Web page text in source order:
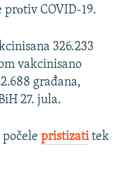
prоtiv COVID-19.
326.233
vakcinisano
građana,
27. jula.
pristizatitek